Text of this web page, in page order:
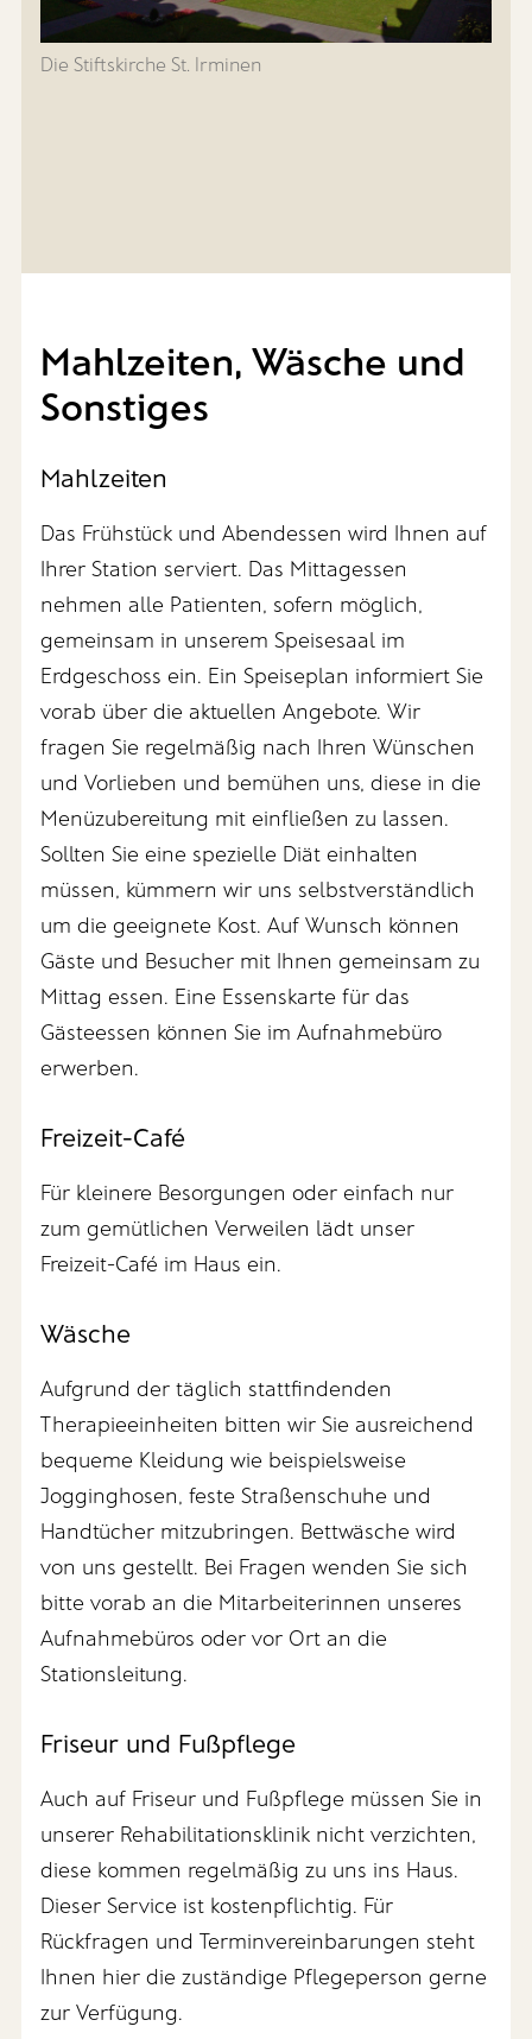
Die Stiftskirche St. Irminen
Mahlzeiten, Wäsche und
Sonstiges
Mahlzeiten
Das Frühstück und Abendessen wird Ihnen auf
Ihrer Station serviert. Das Mittagessen
nehmen alle Patienten, sofern möglich,
gemeinsam in unserem Speisesaal im
Erdgeschoss ein. Ein Speiseplan informiert Sie
vorab über die aktuellen Angebote. Wir
fragen Sie regelmäßig nach Ihren Wünschen
und Vorlieben und bemühen uns, diese in die
Menüzubereitung mit einfließen zu lassen.
Sollten Sie eine spezielle Diät einhalten
müssen, kümmern wir uns selbstverständlich
um die geeignete Kost. Auf Wunsch können
Gäste und Besucher mit Ihnen gemeinsam zu
Mittag essen. Eine Essenskarte für das
Gästeessen können Sie im Aufnahmebüro
erwerben.
Freizeit-Café
Für kleinere Besorgungen oder einfach nur
zum gemütlichen Verweilen lädt unser
Freizeit-Café im Haus ein.
Wäsche
Aufgrund der täglich stattfindenden
Therapieeinheiten bitten wir Sie ausreichend
bequeme Kleidung wie beispielsweise
Jogginghosen, feste Straßenschuhe und
Handtücher mitzubringen. Bettwäsche wird
von uns gestellt. Bei Fragen wenden Sie sich
bitte vorab an die Mitarbeiterinnen unseres
Aufnahmebüros oder vor Ort an die
Stationsleitung.
Friseur und Fußpflege
Auch auf Friseur und Fußpflege müssen Sie in
unserer Rehabilitationsklinik nicht verzichten,
diese kommen regelmäßig zu uns ins Haus.
Dieser Service ist kostenpflichtig. Für
Rückfragen und Terminvereinbarungen steht
Ihnen hier die zuständige Pflegeperson gerne
zur Verfügung.